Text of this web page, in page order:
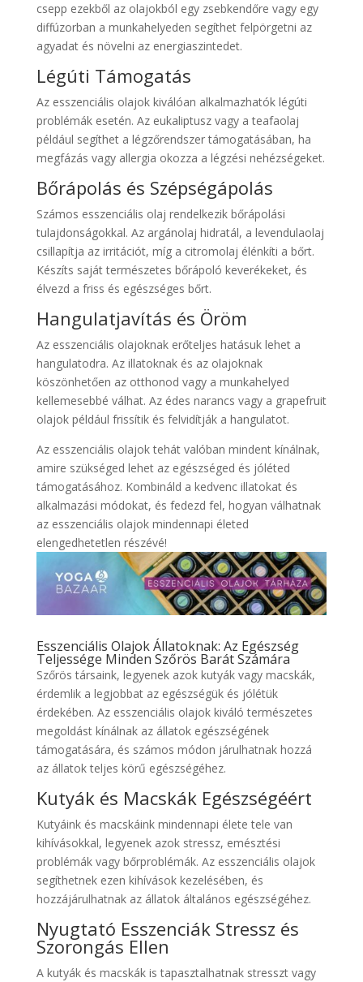
csepp ezekből az olajokból egy zsebkendőre vagy egy
diffúzorban a munkahelyeden segíthet felpörgetni az
agyadat és növelni az energiaszintedet.
Légúti Támogatás
Az esszenciális olajok kiválóan alkalmazhatók légúti
problémák esetén. Az eukaliptusz vagy a teafaolaj
például segíthet a légzőrendszer támogatásában, ha
megfázás vagy allergia okozza a légzési nehézségeket.
Bőrápolás és Szépségápolás
Számos esszenciális olaj rendelkezik bőrápolási
tulajdonságokkal. Az argánolaj hidratál, a levendulaolaj
csillapítja az irritációt, míg a citromolaj élénkíti a bőrt.
Készíts saját természetes bőrápoló keverékeket, és
élvezd a friss és egészséges bőrt.
Hangulatjavítás és Öröm
Az esszenciális olajoknak erőteljes hatásuk lehet a
hangulatodra. Az illatoknak és az olajoknak
köszönhetően az otthonod vagy a munkahelyed
kellemesebbé válhat. Az édes narancs vagy a grapefruit
olajok például frissítik és felvidítják a hangulatot.
Az esszenciális olajok tehát valóban mindent kínálnak,
amire szükséged lehet az egészséged és jóléted
támogatásához. Kombináld a kedvenc illatokat és
alkalmazási módokat, és fedezd fel, hogyan válhatnak
az esszenciális olajok mindennapi életed
elengedhetetlen részévé!
Esszenciális Olajok Állatoknak: Az Egészség
Teljessége Minden Szőrös Barát Számára
Szőrös társaink, legyenek azok kutyák vagy macskák,
érdemlik a legjobbat az egészségük és jólétük
érdekében. Az esszenciális olajok kiváló természetes
megoldást kínálnak az állatok egészségének
támogatására, és számos módon járulhatnak hozzá
az állatok teljes körű egészségéhez.
Kutyák és Macskák Egészségéért
Kutyáink és macskáink mindennapi élete tele van
kihívásokkal, legyenek azok stressz, emésztési
problémák vagy bőrproblémák. Az esszenciális olajok
segíthetnek ezen kihívások kezelésében, és
hozzájárulhatnak az állatok általános egészségéhez.
Nyugtató Esszenciák Stressz és
Szorongás Ellen
A kutyák és macskák is tapasztalhatnak stresszt vagy